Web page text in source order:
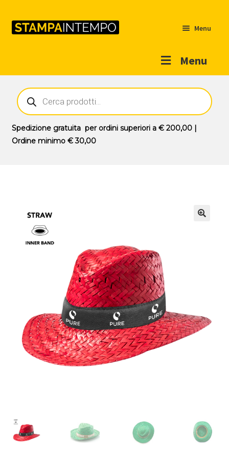
Menu
Menu
Outlet
Prodotti
Novità
Ricerca
prodotti
Spedizione gratuitaper ordini superiori a € 200,00|
Ordine minimo € 30,00